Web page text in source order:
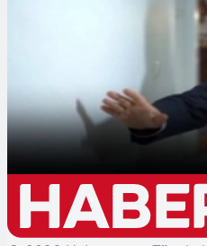
Ahmet Ercan: "Deprem Sonrası
Meydana Geldi"